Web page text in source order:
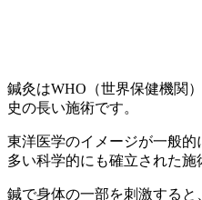
鍼灸はWHO（世界保健機関
史の長い施術です。
東洋医学のイメージが一般
多い科学的にも確立された施
鍼で身体の一部を刺激する